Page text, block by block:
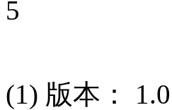
5
(1) 版本： 1.0